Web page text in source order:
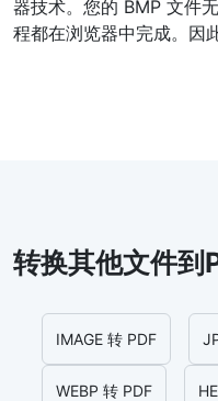
器技术。您的 BMP 文件
程都在浏览器中完成。因
转换其他文件到
IMAGE 转 PDF
WEBP 转 PDF